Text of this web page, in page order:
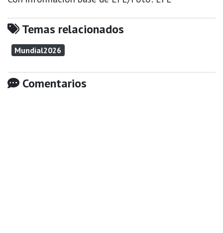
Temas relacionados
Mundial2026
Comentarios